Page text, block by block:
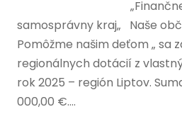
„Finančne
samosprávny kraj„ Naše
Pomôžme našim deťom „ sa
regionálnych dotácií z
rok 2025 – región Liptov.
000,00 €....